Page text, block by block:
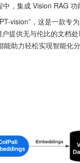
，集成 Vision RAG 功
提供无与伦比的文档
助力轻松实现智能化分